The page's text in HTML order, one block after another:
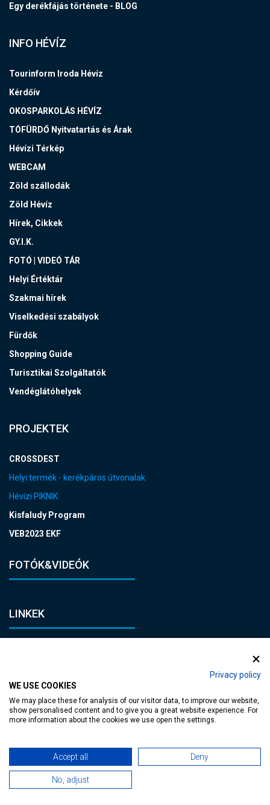
Privacy policy
WE USE COOKIES
We may place these for analysis of our visitor data, to improve our website,
show personalised content and to give you a great website experience. For
more information about the cookies we use open the settings.
Accept all Deny
No, adjust
Egy derékfájás története - BLOG
INFO HÉVÍZ
Tourinform Iroda Hévíz
Kérdőív
OKOSPARKOLÁS HÉVÍZ
TÓFÜRDŐ Nyitvatartás és Árak
Hévízi Térkép
WEBCAM
Zöld szállodák
Zöld Hévíz
Hírek, Cikkek
GY.I.K.
FOTÓ | VIDEÓ TÁR
Helyi Értéktár
Szakmai hírek
Viselkedési szabályok
Fürdők
Shopping Guide
Turisztikai Szolgáltatók
Vendéglátóhelyek
PROJEKTEK
CROSSDEST
Helyi termék - kerékpáros útvonalak
Hévízi PIKNIK
Kisfaludy Program
VEB2023 EKF
FOTÓK&VIDEÓK
LINKEK
Jogi nyilatkozat
Általános Szerződési Feltételek
heviz@tourinform.hu